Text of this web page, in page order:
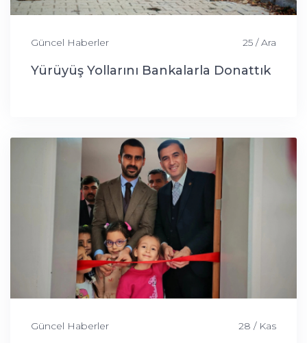
Güncel Haberler 25 / Ara
Yürüyüş Yollarını Bankalarla Donattık
Güncel Haberler 28 / Kas